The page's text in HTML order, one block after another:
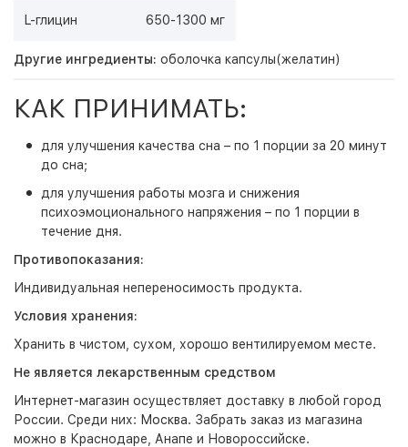
L-глицин 650-1300 мг
Другие ингредиенты: оболочка капсулы(желатин)
КАК ПРИНИМАТЬ:
для улучшения качества сна – по 1 порции за 20 минут
до сна;
для улучшения работы мозга и снижения
психоэмоционального напряжения – по 1 порции в
течение дня.
Противопоказания:
Индивидуальная непереносимость продукта.
Условия хранения:
Хранить в чистом, сухом, хорошо вентилируемом месте.
Не является лекарственным средством
Интернет-магазин осуществляет доставку в любой город
России. Среди них: Москва. Забрать заказ из магазина
можно в Краснодаре, Анапе и Новороссийске.